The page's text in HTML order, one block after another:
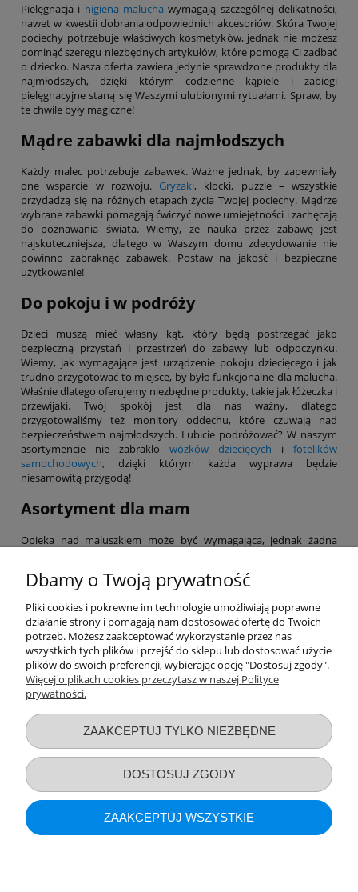
Pielęgnacja i higiena malucha wymagają szczególnej delikatności,
nawet w kwestii dobrania odpowiednich akcesoriów. Skóra Twojej
pociechy potrzebuje właściwych kosmetyków, jednak nie możesz
pominąć szeregu niezbędnych artykułów, które pomogą Ci zadbać
o dziecko. Nasza oferta zawiera jedynie sprawdzone produkty dla
najmłodszych, dzięki którym codzienne kąpiele i zabiegi
pielęgnacyjne staną się Waszymi ulubionymi rytuałami. Spraw, by
te chwile były magiczne!
Mądre zabawki dla najmłodszych
Każdy malec potrzebuje zabawek. Ważne jednak, by zapewniały
one wsparcie w rozwoju. Gryzaki, klocki, puzzle – wszystkie
przydadzą się na różnych etapach życia Twojej pociechy. Mądrze
wybrane zabawki pomagają ćwiczyć nowe umiejętności i zachęcają
do poznawania świata. Wiemy, że nauka przez zabawę jest
najskuteczniejsza, dlatego w Waszym domu zdecydowanie nie
powinno zabraknąć zabawek. Postaw na jakość i bezpieczne
użytkowanie!
Do pokoju i w podróży
Dzieci muszą mieć własny kąt, który będą postrzegać jako
bezpieczną przystań i przestrzeń do zabawy lub odpoczynku.
Wiemy, jak wymagające jest urządzenie pokoju dziecięcego i jak
trudno przygotować to miejsce, by było funkcjonalne dla malucha.
Właśnie dlatego oferujemy niezbędne produkty, takie jak łóżeczka i
przewijaki. Twój spokój jest dla nas ważny, dlatego
przygotowaliśmy też monitory oddechu, które czuwają nad
bezpieczeństwem najmłodszych. Lubicie podróżować? W naszym
asortymencie nie zabrakło wózków dziecięcych i fotelików
samochodowych, dzięki którym każda wyprawa będzie
niesamowitą przygodą!
Asortyment dla mam
Opieka nad maluszkiem może być wymagająca, jednak żadna
dzięki którym łatwiej przejdziesz ten etap, a także szereg
Laktatory, funkcjonalne chusty, a nawet witaminy – nie zapominaj
o sobie! Pamiętaj, by po ciężkim dniu zapewnić sobie nieco relaksu
– np. za sprawą bezpiecznych kosmetyków z naszej oferty.
Zapraszamy na zakupy!
Informacje o sklepie
Dbamy o Twoją prywatność
Pliki cookies i pokrewne im technologie umożliwiają poprawne
działanie strony i pomagają nam dostosować ofertę do Twoich
potrzeb. Możesz zaakceptować wykorzystanie przez nas
wszystkich tych plików i przejść do sklepu lub dostosować użycie
plików do swoich preferencji, wybierając opcję "Dostosuj zgody".
Więcej o plikach cookies przeczytasz w naszej Polityce
prywatności.
ZAAKCEPTUJ TYLKO NIEZBĘDNE
DOSTOSUJ ZGODY
ZAAKCEPTUJ WSZYSTKIE